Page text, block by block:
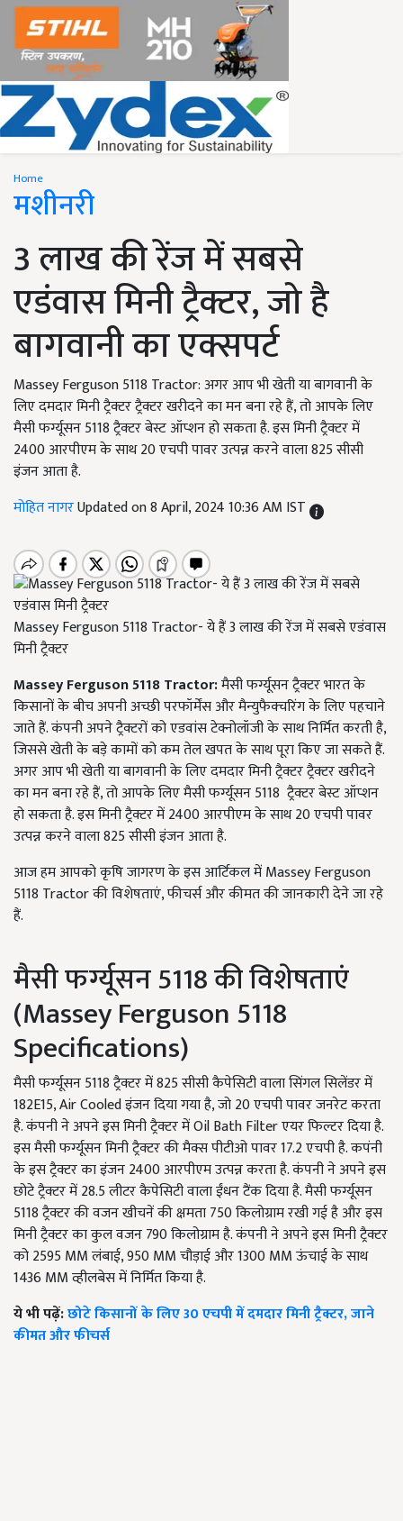
Home
मशीनरी
3 लाख की रेंज में सबसे
एडंवास मिनी ट्रैक्टर, जो है
बागवानी का एक्सपर्ट
Massey Ferguson 5118 Tractor: अगर आप भी खेती या बागवानी के
लिए दमदार मिनी ट्रैक्टर ट्रैक्टर खरीदने का मन बना रहे हैं, तो आपके लिए
मैसी फर्ग्यूसन 5118 ट्रैक्टर बेस्ट ऑप्शन हो सकता है. इस मिनी ट्रैक्टर में
2400 आरपीएम के साथ 20 एचपी पावर उत्पन्न करने वाला 825 सीसी
इंजन आता है.
मोहित नागरUpdated on 8 April, 2024 10:36 AM IST
Massey Ferguson 5118 Tractor- ये हैं 3 लाख की रेंज में सबसे एडंवास
मिनी ट्रैक्टर
Massey Ferguson 5118 Tractor:मैसी फर्ग्यूसन ट्रैक्टर भारत के
किसानों के बीच अपनी अच्छी परफॉर्मेंस और मैन्युफैक्चरिंग के लिए पहचाने
जाते हैं. कंपनी अपने ट्रैक्टरों को एडवांस टेक्नोलॉजी के साथ निर्मित करती है,
जिससे खेती के बड़े कामों को कम तेल खपत के साथ पूरा किए जा सकते हैं.
अगर आप भी खेती या बागवानी के लिए दमदार मिनी ट्रैक्टर ट्रैक्टर खरीदने
का मन बना रहे हैं, तो आपके लिए मैसी फर्ग्यूसन 5118 ट्रैक्टर बेस्ट ऑप्शन
हो सकता है. इस मिनी ट्रैक्टर में 2400 आरपीएम के साथ 20 एचपी पावर
उत्पन्न करने वाला 825 सीसी इंजन आता है.
आज हम आपको कृषि जागरण के इस आर्टिकल में Massey Ferguson
5118 Tractor की विशेषताएं, फीचर्स और कीमत की जानकारी देने जा रहे
हैं.
मैसी फर्ग्यूसन 5118 की विशेषताएं
(Massey Ferguson 5118
Specifications)
मैसी फर्ग्यूसन 5118 ट्रैक्टर में 825 सीसी कैपेसिटी वाला सिंगल सिलेंडर में
182E15, Air Cooled इंजन दिया गया है, जो 20 एचपी पावर जनरेट करता
है. कंपनी ने अपने इस मिनी ट्रैक्टर में Oil Bath Filter एयर फिल्टर दिया है.
इस मैसी फर्ग्यूसन मिनी ट्रैक्टर की मैक्स पीटीओ पावर 17.2 एचपी है. कपंनी
के इस ट्रैक्टर का इंजन 2400 आरपीएम उत्पन्न करता है. कंपनी ने अपने इस
छोटे ट्रैक्टर में 28.5 लीटर कैपेसिटी वाला ईंधन टैंक दिया है. मैसी फर्ग्यूसन
5118 ट्रैक्टर की वजन खीचनें की क्षमता 750 किलोग्राम रखी गई है और इस
मिनी ट्रैक्टर का कुल वजन 790 किलोग्राम है. कंपनी ने अपने इस मिनी ट्रैक्टर
को 2595 MM लंबाई, 950 MM चौड़ाई और 1300 MM ऊंचाई के साथ
1436 MM व्हीलबेस में निर्मित किया है.
ये भी पढ़ें:छोटे किसानों के लिए 30 एचपी में दमदार मिनी ट्रैक्टर, जाने
कीमत और फीचर्स